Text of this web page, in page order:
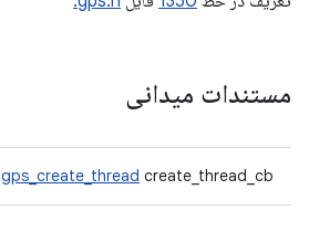
مستندات میدانی
gps_create_thread create_thread_cb